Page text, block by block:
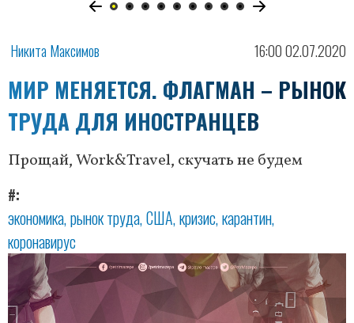
Никита Максимов 16:00 02.07.2020
МИР МЕНЯЕТСЯ. ФЛАГМАН – РЫНОК
ТРУДА ДЛЯ ИНОСТРАНЦЕВ
Прощай, Work&Travel, скучать не будем
#
экономика рынок труда США кризис карантин
коронавирус